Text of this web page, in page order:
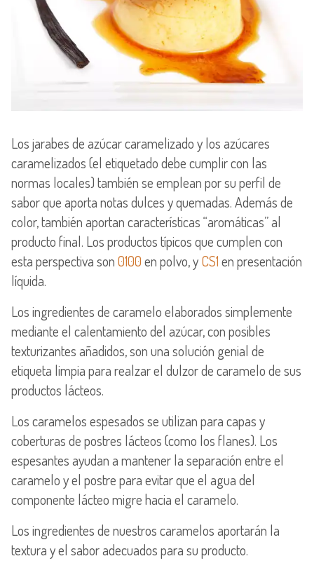
Los jarabes de azúcar caramelizado y los azúcares
caramelizados (el etiquetado debe cumplir con las
normas locales) también se emplean por su perfil de
sabor que aporta notas dulces y quemadas. Además de
color, también aportan características “aromáticas” al
producto final. Los productos típicos que cumplen con
esta perspectiva son0100en polvo, yCS1en presentación
líquida.
Los ingredientes de caramelo elaborados simplemente
mediante el calentamiento del azúcar, con posibles
texturizantes añadidos, son una solución genial de
etiqueta limpia para realzar el dulzor de caramelo de sus
productos lácteos.
Los caramelos espesados se utilizan para capas y
coberturas de postres lácteos (como los flanes). Los
espesantes ayudan a mantener la separación entre el
caramelo y el postre para evitar que el agua del
componente lácteo migre hacia el caramelo.
Los ingredientes de nuestros caramelos aportarán la
textura y el sabor adecuados para su producto.